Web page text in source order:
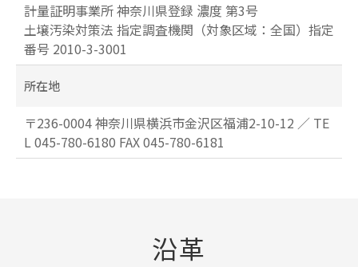
計量証明事業所 神奈川県登録 濃度 第3号
土壌汚染対策法 指定調査機関（対象区域：全国）指定
番号 2010-3-3001
所在地
〒236-0004 神奈川県横浜市金沢区福浦2-10-12 ／ TE
L 045-780-6180 FAX 045-780-6181
沿革